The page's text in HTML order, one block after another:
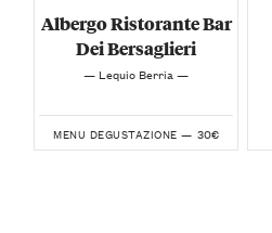
Albergo Ristorante Bar
Dei Bersaglieri
— Lequio Berria —
MENU DEGUSTAZIONE — 30€